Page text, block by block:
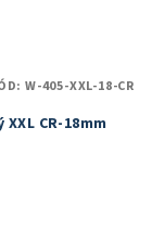
CR-18mm
W-405-XXL-18-CR